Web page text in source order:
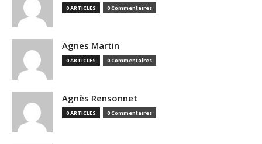
0 ARTICLES 0 Commentaires
Agnes Martin
0 ARTICLES 0 Commentaires
Agnès Rensonnet
0 ARTICLES 0 Commentaires